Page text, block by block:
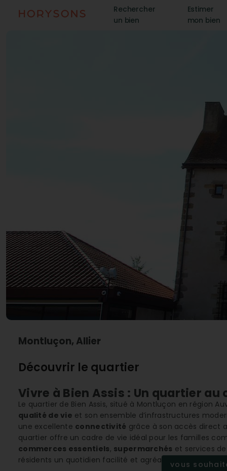
Rechercher
un bien
Estimer
mon bien
Montluçon, Allier
Découvrir le quartier
Vivre à Bien Assis : Un quartier
Le quartier de Bien Assis, situé à Montluçon en région
qualité de vie et son ensemble d’infrastructures
une excellente connectivité grâce à son accès direct
quartier offre un cadre de vie idéal pour les familles
commerces essentiels, supermarchés et services
résidents un quotidien facilité et agréable.vous